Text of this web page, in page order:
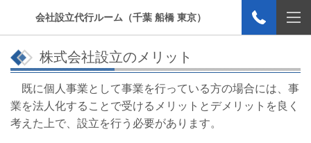
会社設立代行ルーム（千葉 船橋 東京）
株式会社設立のメリット
既に個人事業として事業を行っている方の場合には、事
業を法人化することで受けるメリットとデメリットを良く
考えた上で、設立を行う必要があります。